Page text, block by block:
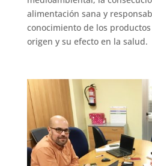
alimentación sana y
conocimiento de los
origen y su efecto en la salud.